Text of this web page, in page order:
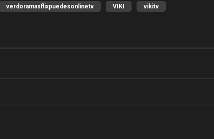
verdoramasflixpuedesonlinetv VIKI vikitv